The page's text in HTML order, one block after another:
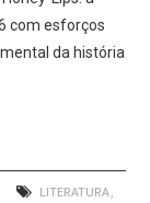
com esforços
da história
LITERATURA,